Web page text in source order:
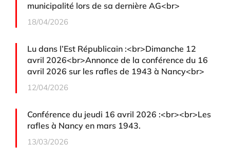
municipalité lors de sa dernière AG<br>
18/04/2026
Lu dans l’Est Républicain :<br>Dimanche 12
avril 2026<br>Annonce de la conférence du 16
avril 2026 sur les rafles de 1943 à Nancy<br>
12/04/2026
Conférence du jeudi 16 avril 2026 :<br><br>Les
rafles à Nancy en mars 1943.
13/03/2026